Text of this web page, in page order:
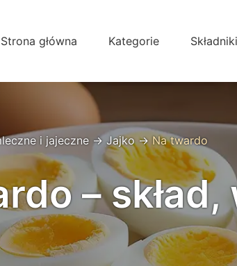
Strona główna Kategorie
i jajeczne → Jajko→Na twardo
– skład,